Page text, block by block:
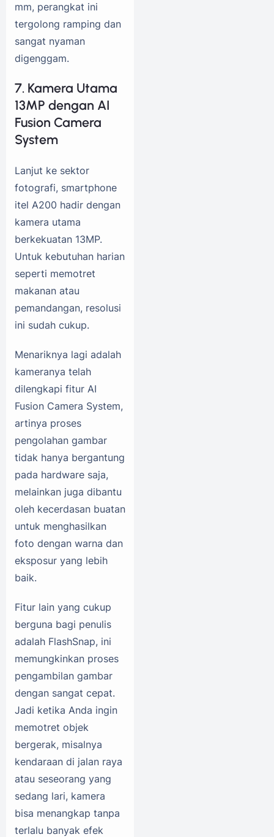
mm, perangkat ini
tergolong ramping dan
sangat nyaman
digenggam.
7. Kamera Utama
13MP dengan AI
Fusion Camera
System
Lanjut ke sektor
fotografi, smartphone
itel A200 hadir dengan
kamera utama
berkekuatan 13MP.
Untuk kebutuhan harian
seperti memotret
makanan atau
pemandangan, resolusi
ini sudah cukup.
Menariknya lagi adalah
kameranya telah
dilengkapi fitur AI
Fusion Camera System,
artinya proses
pengolahan gambar
tidak hanya bergantung
pada hardware saja,
melainkan juga dibantu
oleh kecerdasan buatan
untuk menghasilkan
foto dengan warna dan
eksposur yang lebih
baik.
Fitur lain yang cukup
berguna bagi penulis
adalah FlashSnap, ini
memungkinkan proses
pengambilan gambar
dengan sangat cepat.
Jadi ketika Anda ingin
memotret objek
bergerak, misalnya
kendaraan di jalan raya
atau seseorang yang
sedang lari, kamera
bisa menangkap tanpa
terlalu banyak efek